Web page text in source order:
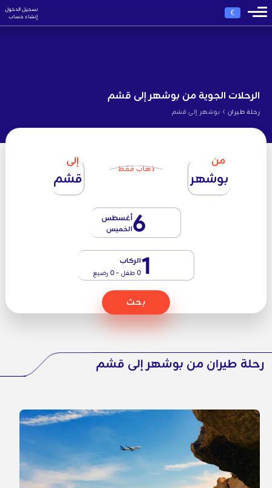
€
تسجيل الدخول
إنشاء حساب
الرحلات الجوية من بوشهر إلى قشم
رحلة طيران › بوشهر إلى قشم
من
بوشهر ذهاب فقط
إلى
قشم
6أغسطس
الخميس
1الركاب
0 طفل - 0 رضيع
بحث
رحلة طيران من بوشهر إلى قشم